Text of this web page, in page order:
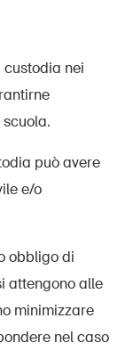
nei
può avere
e/o
obbligo di
attengono alle
minimizzare
nel caso